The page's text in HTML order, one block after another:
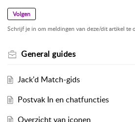
Volgen
Schrijf je in om meldingen van deze/dit artikel te
General guides
Jack'd Match-gids
Postvak In en chatfuncties
Overzicht van iconen